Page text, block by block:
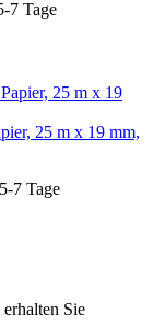
7 Tage
25 m x 19 mm,
5-7 Tage
Sie